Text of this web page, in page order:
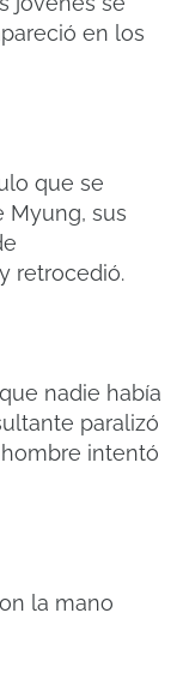
en los
que se
Myung, sus
retrocedió.
nadie había
paralizó
intentó
la mano